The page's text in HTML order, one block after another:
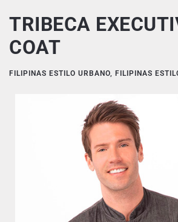
TRIBECA
COAT
FILIPINAS ESTILO URBANO, FILIPINAS